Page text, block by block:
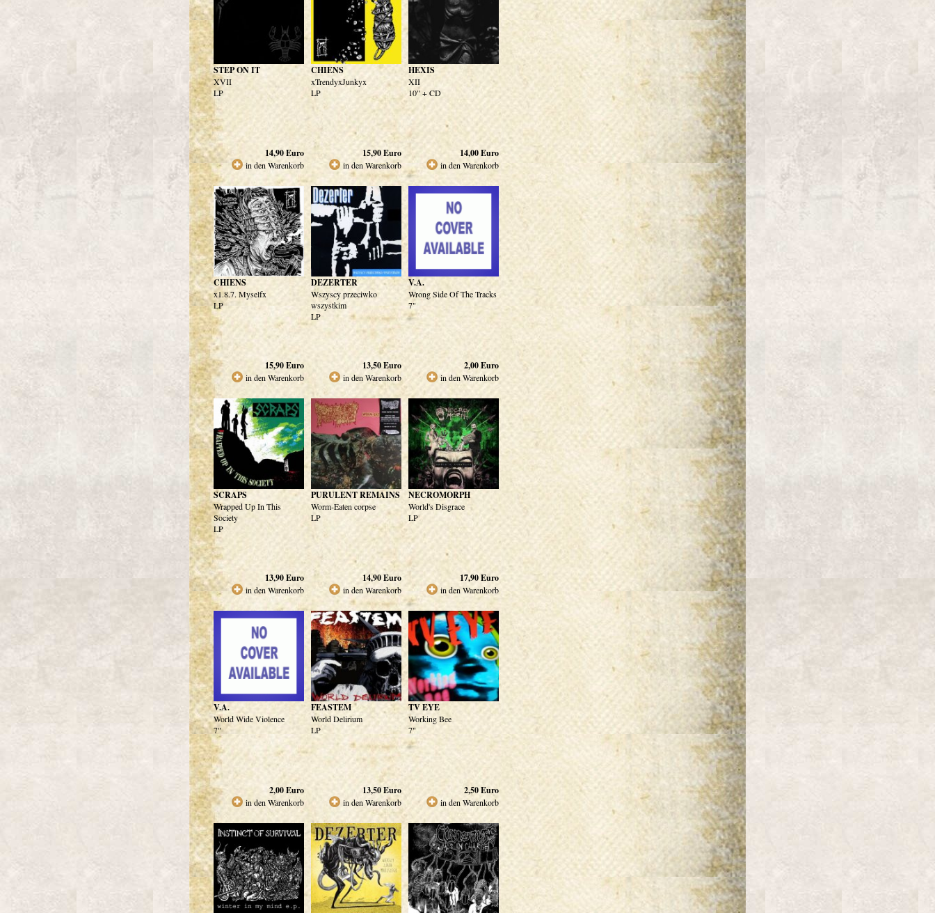
STEP ON IT
XVII
LP
14,90Euro
in den Warenkorb
CHIENS
xTrendyxJunkyx
LP
15,90Euro
in den Warenkorb
HEXIS
XII
10" + CD
14,00Euro
in den Warenkorb
CHIENS
x1.8.7. Myselfx
LP
15,90Euro
in den Warenkorb
DEZERTER
Wszyscy przeciwko
wszystkim
LP
13,50Euro
in den Warenkorb
V.A.
Wrong Side Of The Tracks
7"
2,00Euro
in den Warenkorb
SCRAPS
Wrapped Up In This
Society
LP
13,90Euro
in den Warenkorb
PURULENT REMAINS
Worm-Eaten corpse
LP
14,90Euro
in den Warenkorb
NECROMORPH
World's Disgrace
LP
17,90Euro
in den Warenkorb
V.A.
World Wide Violence
7"
2,00Euro
in den Warenkorb
FEASTEM
World Delirium
LP
13,50Euro
in den Warenkorb
TV EYE
Working Bee
7"
2,50Euro
in den Warenkorb